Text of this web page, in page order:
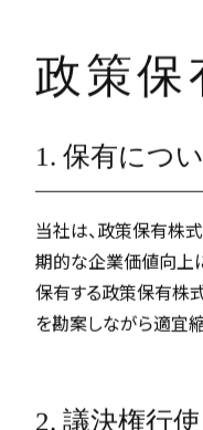
政策保
1. 保有につ
当社は、政策保有株
期的な企業価値向上
保有する政策保有株
を勘案しながら適宜
2. 議決権行